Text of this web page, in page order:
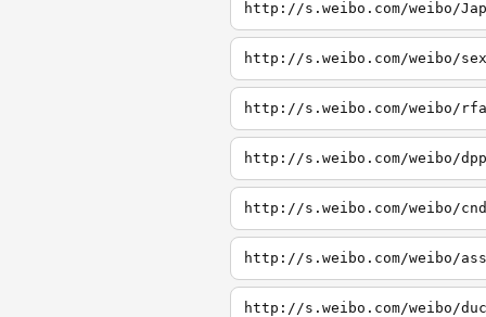
http://s.weibo.com/weibo/Jap
http://s.weibo.com/weibo/sex
http://s.weibo.com/weibo/rfa
http://s.weibo.com/weibo/dpp
http://s.weibo.com/weibo/cnd
http://s.weibo.com/weibo/ass
http://s.weibo.com/weibo/